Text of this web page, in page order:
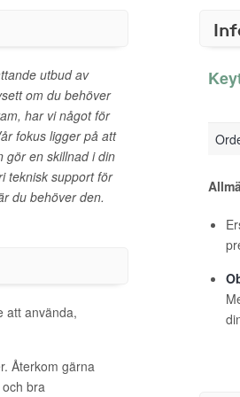
utbud av
om du behöver
har vi något för
fokus ligger på att
gör en skillnad i din
teknisk support för
du behöver den.
att använda,
Återkom gärna
bra